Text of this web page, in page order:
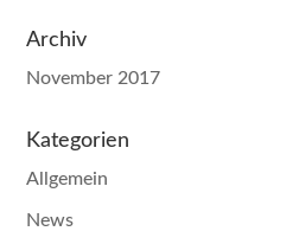
Archiv
November 2017
Kategorien
Allgemein
News